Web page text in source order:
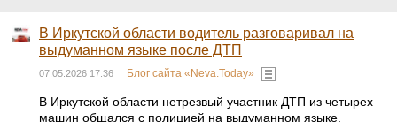
В Иркутской области водитель разговаривал на
выдуманном языке после ДТП
07.05.2026 17:36 Блог сайта «Neva.Today»
В Иркутской области нетрезвый участник ДТП из четырех
машин общался с полицией на выдуманном языке.